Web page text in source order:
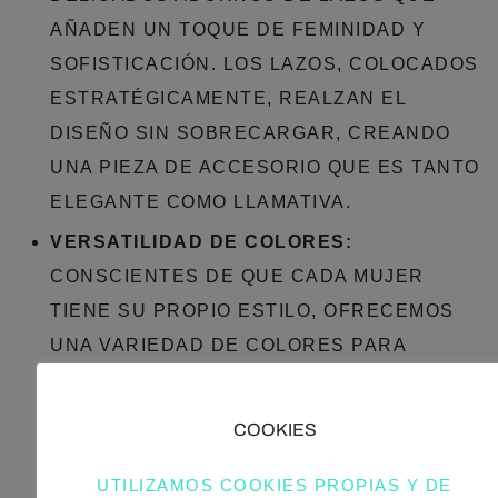
AÑADEN UN TOQUE DE FEMINIDAD Y
SOFISTICACIÓN. LOS LAZOS, COLOCADOS
ESTRATÉGICAMENTE, REALZAN EL
DISEÑO SIN SOBRECARGAR, CREANDO
UNA PIEZA DE ACCESORIO QUE ES TANTO
ELEGANTE COMO LLAMATIVA.
VERSATILIDAD DE COLORES:
CONSCIENTES DE QUE CADA MUJER
TIENE SU PROPIO ESTILO, OFRECEMOS
UNA VARIEDAD DE COLORES PARA
CARTERA PARA CADA GUSTO Y OCASIÓN.
COOKIES
UTILIZAMOS COOKIES PROPIAS Y DE